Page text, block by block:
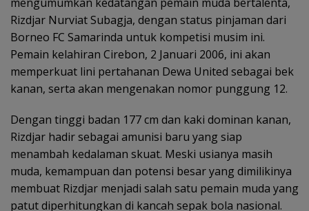
Rizdjar Nurviat Subagja, dengan status pinjaman dari
Borneo FC Samarinda untuk kompetisi musim ini.
Pemain kelahiran Cirebon, 2 Januari 2006, ini akan
memperkuat lini pertahanan Dewa United sebagai bek
kanan, serta akan mengenakan nomor punggung 12.
Dengan tinggi badan 177 cm dan kaki dominan kanan,
Rizdjar hadir sebagai amunisi baru yang siap
menambah kedalaman skuat. Meski usianya masih
muda, kemampuan dan potensi besar yang dimilikinya
membuat Rizdjar menjadi salah satu pemain muda yang
patut diperhitungkan di kancah sepak bola nasional.